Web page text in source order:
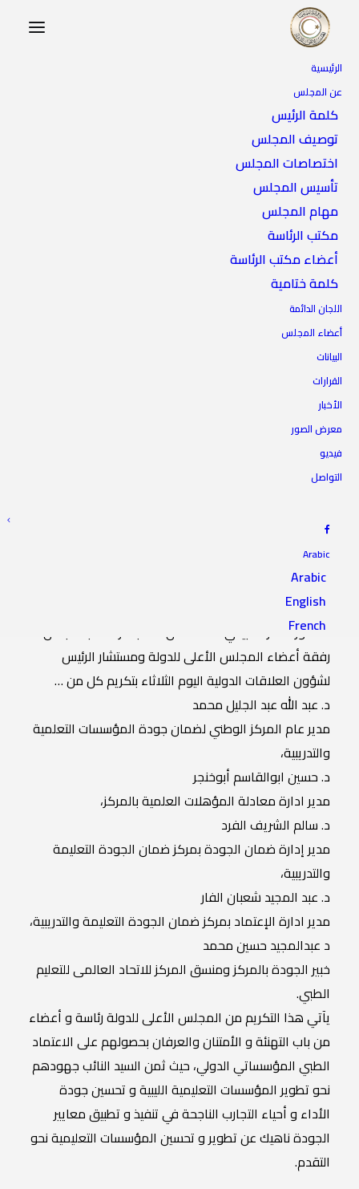
الرئيسية
عن المجلس
كلمة الرئيس
توصيف المجلس
اختصاصات المجلس
تأسيس المجلس
مهام المجلس
مكتب الرئاسة
أعضاء مكتب الرئاسة
كلمة ختامية
اللجان الدائمة
أعضاء المجلس
البيانات
القرارات
الأخبار
معرض الصور
فيديو
التواصل
Arabic
Arabic
English
French
المجلس يكرم المركز الوطني
لضمان جودة المؤسسات
قام السيد النائب الثاني لرئيس المجلس الأعلى للدولة
الدكتور “عمر العبيدي”، ممثلاً عن مكتب الرئاسة بالمجلس،
رفقة أعضاء المجلس الأعلى للدولة ومستشار الرئيس
لشؤون العلاقات الدولية اليوم الثلاثاء بتكريم كل من …
د. عبد الله عبد الجليل محمد
مدير عام المركز الوطني لضمان جودة المؤسسات التعلمية
والتدريبية،
د. حسين ابوالقاسم أبوخنجر
مدير ادارة معادلة المؤهلات العلمية بالمركز،
د. سالم الشريف الفرد
مدير إدارة ضمان الجودة بمركز ضمان الجودة التعليمة
والتدريبية،
د. عبد المجيد شعبان الفار
مدير ادارة الإعتماد بمركز ضمان الجودة التعليمة والتدريبية،
د عبدالمجيد حسين محمد
خبير الجودة بالمركز ومنسق المركز للاتحاد العالمى للتعليم
الطبي.
يآتي هذا التكريم من المجلس الأعلى للدولة رئاسة و أعضاء
من باب التهنئة و الأمتنان والعرفان بحصولهم على الاعتماد
الطبي المؤسساتي الدولي، حيث ثمن السيد النائب جهودهم
نحو تطوير المؤسسات التعليمية الليبية و تحسين جودة
الأداء و أحياء التجارب الناجحة في تنفيذ و تطبيق معايير
الجودة ناهيك عن تطوير و تحسين المؤسسات التعليمية نحو
التقدم.